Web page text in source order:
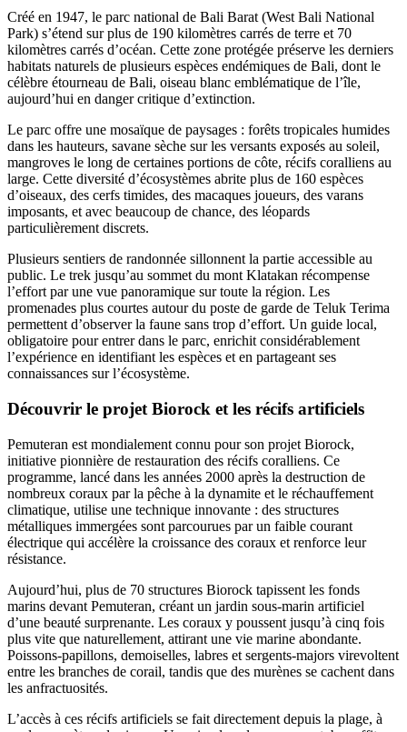
Créé en 1947, le parc national de Bali Barat (West Bali National
Park) s’étend sur plus de 190 kilomètres carrés de terre et 70
kilomètres carrés d’océan. Cette zone protégée préserve les derniers
habitats naturels de plusieurs espèces endémiques de Bali, dont le
célèbre étourneau de Bali, oiseau blanc emblématique de l’île,
aujourd’hui en danger critique d’extinction.
Le parc offre une mosaïque de paysages : forêts tropicales humides
dans les hauteurs, savane sèche sur les versants exposés au soleil,
mangroves le long de certaines portions de côte, récifs coralliens au
large. Cette diversité d’écosystèmes abrite plus de 160 espèces
d’oiseaux, des cerfs timides, des macaques joueurs, des varans
imposants, et avec beaucoup de chance, des léopards
particulièrement discrets.
Plusieurs sentiers de randonnée sillonnent la partie accessible au
public. Le trek jusqu’au sommet du mont Klatakan récompense
l’effort par une vue panoramique sur toute la région. Les
promenades plus courtes autour du poste de garde de Teluk Terima
permettent d’observer la faune sans trop d’effort. Un guide local,
obligatoire pour entrer dans le parc, enrichit considérablement
l’expérience en identifiant les espèces et en partageant ses
connaissances sur l’écosystème.
Découvrir le projet Biorock et les récifs artificiels
Pemuteran est mondialement connu pour son projet Biorock,
initiative pionnière de restauration des récifs coralliens. Ce
programme, lancé dans les années 2000 après la destruction de
nombreux coraux par la pêche à la dynamite et le réchauffement
climatique, utilise une technique innovante : des structures
métalliques immergées sont parcourues par un faible courant
électrique qui accélère la croissance des coraux et renforce leur
résistance.
Aujourd’hui, plus de 70 structures Biorock tapissent les fonds
marins devant Pemuteran, créant un jardin sous-marin artificiel
d’une beauté surprenante. Les coraux y poussent jusqu’à cinq fois
plus vite que naturellement, attirant une vie marine abondante.
Poissons-papillons, demoiselles, labres et sergents-majors virevoltent
entre les branches de corail, tandis que des murènes se cachent dans
les anfractuosités.
L’accès à ces récifs artificiels se fait directement depuis la plage, à